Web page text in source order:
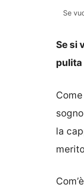
Se
Se si
pulita
la